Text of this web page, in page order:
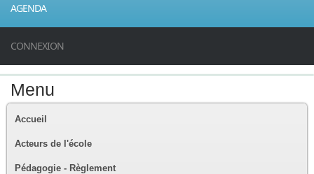
AGENDA
CONNEXION
Menu
Accueil
Acteurs de l'école
Pédagogie - Règlement